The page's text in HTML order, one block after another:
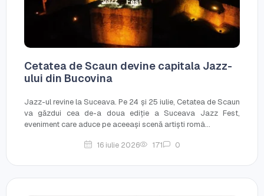
Cetatea de Scaun devine capitala Jazz-
ului din Bucovina
Jazz-ul revine la Suceava. Pe 24 și 25 iulie, Cetatea de Scaun
va găzdui cea de-a doua ediție a Suceava Jazz Fest,
eveniment care aduce pe aceeași scenă artiști româ...
16 iulie 2026 171 0